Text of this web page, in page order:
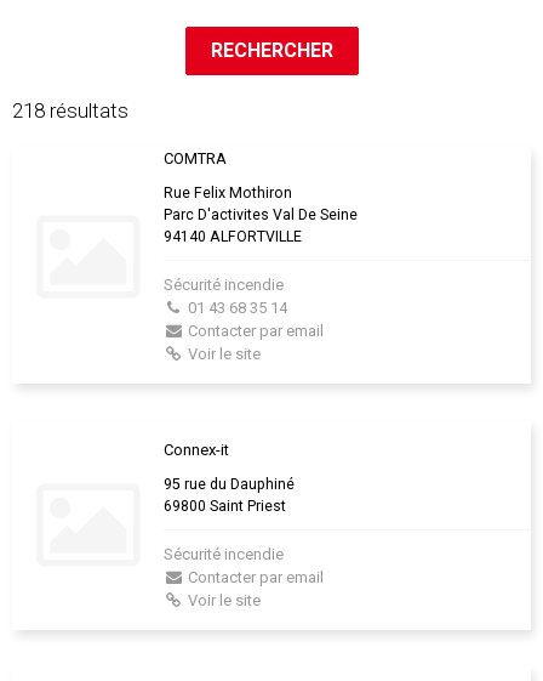
218 résultats
COMTRA
Rue Felix Mothiron
Parc D'activites Val De Seine
94140 ALFORTVILLE
Sécurité incendie
01 43 68 35 14
Contacter par email
Voir le site
Connex-it
95 rue du Dauphiné
69800 Saint Priest
Sécurité incendie
Contacter par email
Voir le site